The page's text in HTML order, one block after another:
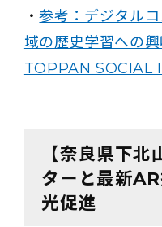
・参考：デジタル
域の歴史学習への
TOPPAN SOCIAL
【奈良県下
ターと最新
光促進